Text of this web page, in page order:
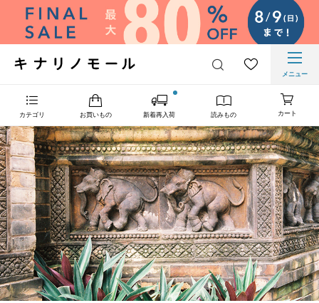
メニュー
カテゴリ お買いもの 新着再入荷 読みもの カート